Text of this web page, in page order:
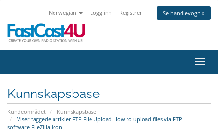
Norwegian Logg inn Registrer Se handlevogn »
Bytt
Kunnskapsbase
Kundeområdet
Kunnskapsbase
Viser taggede artikler FTP File Upload How to upload files via FTP
software FileZilla icon